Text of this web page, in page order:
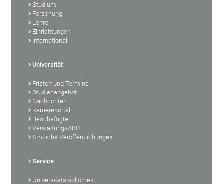
Studium
Forschung
Lehre
Einrichtungen
International
Universität
Fristen und Termine
Studienangebot
Nachrichten
Karriereportal
Beschäftigte
VerwaltungsABC
Amtliche Veröffentlichungen
Service
Universitätsbibliothek